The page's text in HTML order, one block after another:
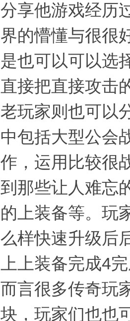
分享他游戏经历
界的懵懂与很很
是也可以可以选
直接把直接攻击
老玩家则也可以
中包括大型公会
作，运用比较很
到那些让人难忘
的上装备等。玩
么样快速升级后
上上装备完成4
而言很多传奇玩
块，玩家们也也